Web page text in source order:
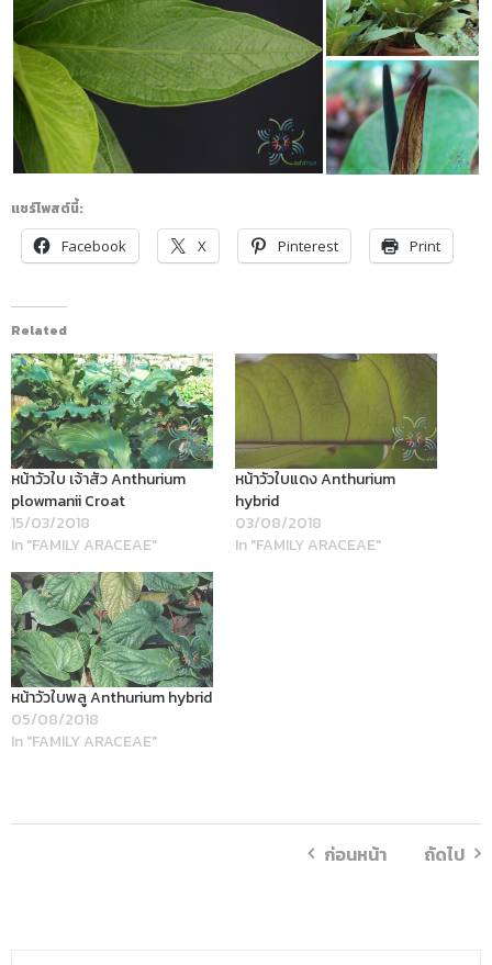
แชร์โพสต์นี้:
Facebook
X Pinterest Print
Related
หน้าวัวใบ เจ้าสัว Anthurium
plowmanii Croat
15/03/2018
In "FAMILY ARACEAE"
หน้าวัวใบแดง Anthurium
hybrid
03/08/2018
In "FAMILY ARACEAE"
หน้าวัวใบพลู Anthurium hybrid
05/08/2018
In "FAMILY ARACEAE"
ก่อนหน้า ถัดไป